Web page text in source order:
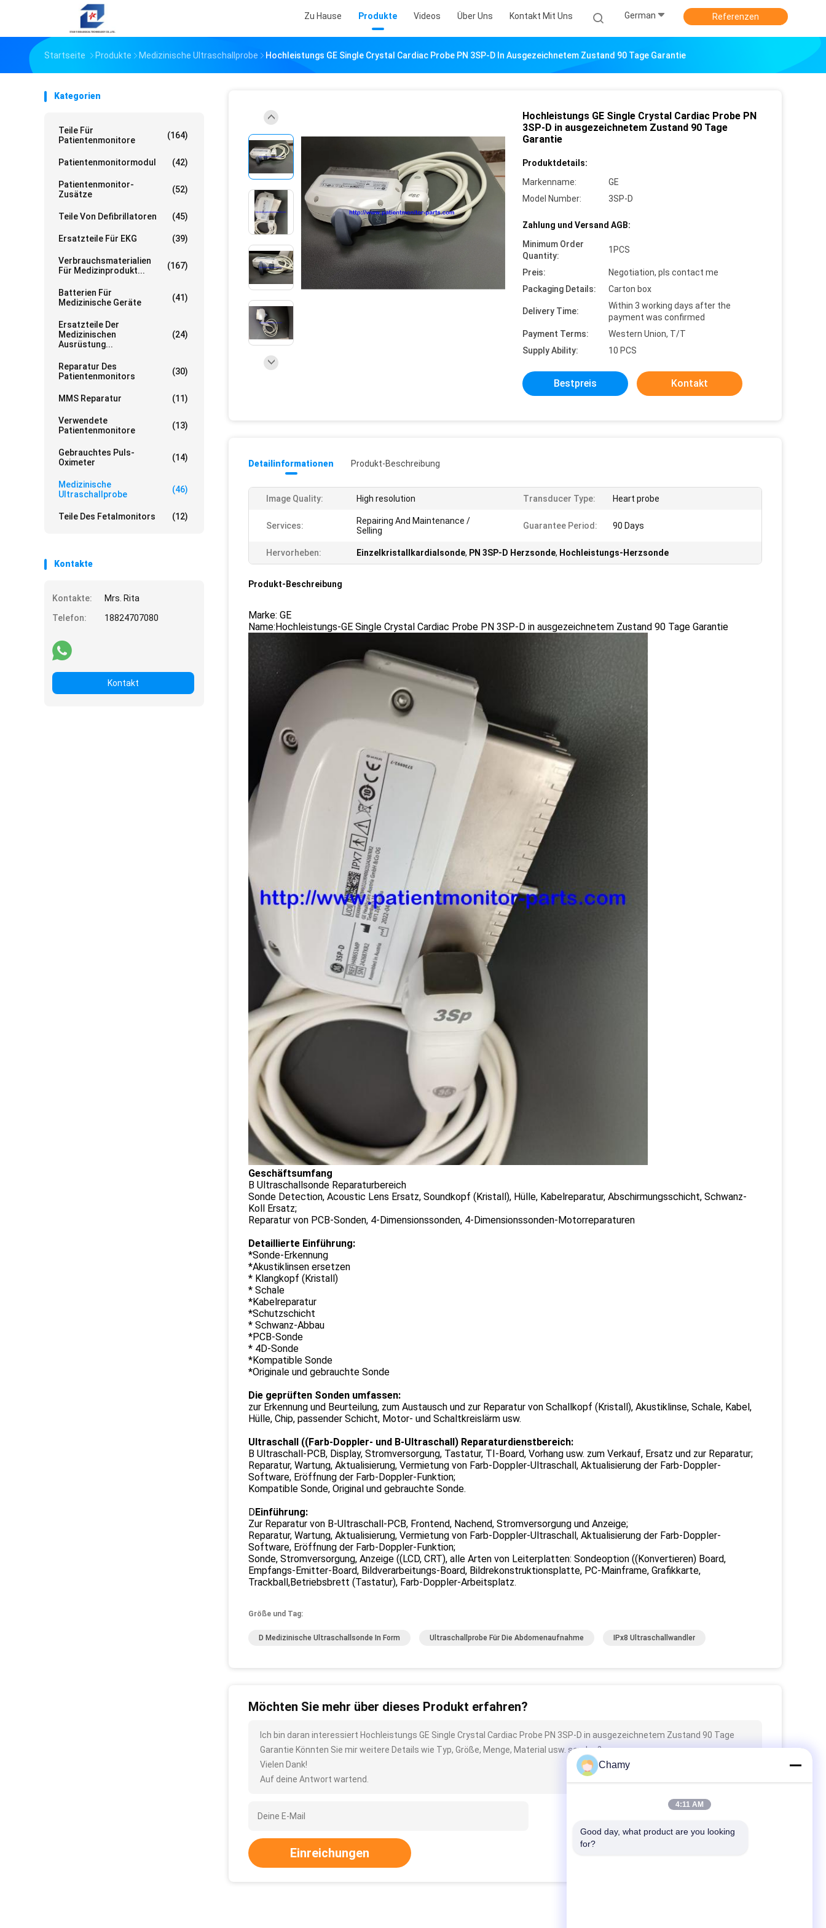
Zu Hause Produkte Videos Über Uns Kontakt Mit Uns German Referenzen
Startseite Produkte Medizinische Ultraschallprobe Hochleistungs GE Single Crystal Cardiac Probe PN 3SP-D In Ausgezeichnetem Zustand 90 Tage Garantie
Kategorien
Teile Für
Patientenmonitore
(164)
Patientenmonitormodul (42)
Patientenmonitor-
Zusätze
(52)
Teile Von Defibrillatoren (45)
Ersatzteile Für EKG (39)
Verbrauchsmaterialien
Für Medizinprodukt...
(167)
Batterien Für
Medizinische Geräte
(41)
Ersatzteile Der
Medizinischen
Ausrüstung...
(24)
Reparatur Des
Patientenmonitors
(30)
MMS Reparatur (11)
Verwendete
Patientenmonitore
(13)
Gebrauchtes Puls-
Oximeter
(14)
Medizinische
Ultraschallprobe
(46)
Teile Des Fetalmonitors (12)
Kontakte
Kontakte:
Mrs. Rita
Telefon:
18824707080
Kontakt
Hochleistungs GE Single Crystal Cardiac Probe PN
3SP-D in ausgezeichnetem Zustand 90 Tage
Garantie
Produktdetails:
Markenname:
GE
Model Number:
3SP-D
Zahlung und Versand AGB:
Minimum Order
Quantity:
1PCS
Preis:
Negotiation, pls contact me
Packaging Details:
Carton box
Delivery Time:
Within 3 working days after the
payment was confirmed
Payment Terms:
Western Union, T/T
Supply Ability:
10 PCS
Bestpreis Kontakt
Detailinformationen Produkt-Beschreibung
Image Quality: High resolution Transducer Type: Heart probe
Services:
Repairing And Maintenance /
Selling
Guarantee Period: 90 Days
Hervorheben: Einzelkristallkardialsonde, PN 3SP-D Herzsonde, Hochleistungs-Herzsonde
Produkt-Beschreibung
Marke: GE
Name:Hochleistungs-GE Single Crystal Cardiac Probe PN 3SP-D in ausgezeichnetem Zustand 90 Tage Garantie
Geschäftsumfang
B Ultraschallsonde Reparaturbereich
Sonde Detection, Acoustic Lens Ersatz, Soundkopf (Kristall), Hülle, Kabelreparatur, Abschirmungsschicht, Schwanz-
Koll Ersatz;
Reparatur von PCB-Sonden, 4-Dimensionssonden, 4-Dimensionssonden-Motorreparaturen
Detaillierte Einführung:
*Sonde-Erkennung
*Akustiklinsen ersetzen
* Klangkopf (Kristall)
* Schale
*Kabelreparatur
*Schutzschicht
* Schwanz-Abbau
*PCB-Sonde
* 4D-Sonde
*Kompatible Sonde
*Originale und gebrauchte Sonde
Die geprüften Sonden umfassen:
zur Erkennung und Beurteilung, zum Austausch und zur Reparatur von Schallkopf (Kristall), Akustiklinse, Schale, Kabel,
Hülle, Chip, passender Schicht, Motor- und Schaltkreislärm usw.
Ultraschall ((Farb-Doppler- und B-Ultraschall) Reparaturdienstbereich:
B Ultraschall-PCB, Display, Stromversorgung, Tastatur, TI-Board, Vorhang usw. zum Verkauf, Ersatz und zur Reparatur;
Reparatur, Wartung, Aktualisierung, Vermietung von Farb-Doppler-Ultraschall, Aktualisierung der Farb-Doppler-
Software, Eröffnung der Farb-Doppler-Funktion;
Kompatible Sonde, Original und gebrauchte Sonde.
DEinführung:
Zur Reparatur von B-Ultraschall-PCB, Frontend, Nachend, Stromversorgung und Anzeige;
Reparatur, Wartung, Aktualisierung, Vermietung von Farb-Doppler-Ultraschall, Aktualisierung der Farb-Doppler-
Software, Eröffnung der Farb-Doppler-Funktion;
Sonde, Stromversorgung, Anzeige ((LCD, CRT), alle Arten von Leiterplatten: Sondeoption ((Konvertieren) Board,
Empfangs-Emitter-Board, Bildverarbeitungs-Board, Bildrekonstruktionsplatte, PC-Mainframe, Grafikkarte,
Trackball,Betriebsbrett (Tastatur), Farb-Doppler-Arbeitsplatz.
Größe und Tag:
D Medizinische Ultraschallsonde In Form Ultraschallprobe Für Die Abdomenaufnahme IPx8 Ultraschallwandler
Möchten Sie mehr über dieses Produkt erfahren?
Ich bin daran interessiert Hochleistungs GE Single Crystal Cardiac Probe PN 3SP-D in ausgezeichnetem Zustand 90 Tage
Garantie Könnten Sie mir weitere Details wie Typ, Größe, Menge, Material usw. senden?
Vielen Dank!
Auf deine Antwort wartend.
Einreichungen
Chamy
4:11 AM
Good day, what product are you looking
for?